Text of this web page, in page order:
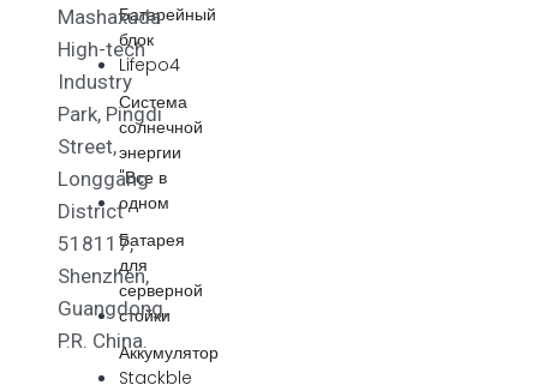
Батарейный
блок
Lifepo4
Система
солнечной
энергии
"Все в
одном
Батарея
для
серверной
стойки
Аккумулятор
Stackble
Mashaxuda
High-tech
Industry
Park, Pingdi
Street,
Longgang
District
518117,
Shenzhen,
Guangdong,
P.R. China.